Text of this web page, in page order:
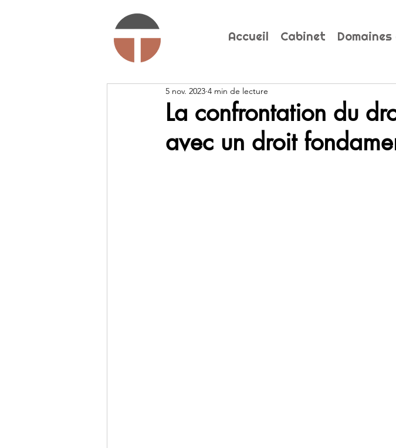
Accueil Cabinet
La confrontation du
avec un droit
5 nov. 2023 4 min de lecture